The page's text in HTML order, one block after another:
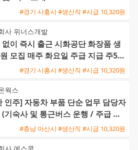
#경기 시흥시 #생산직 #시급 10,320원
사 위너스개발
없이 즉시 출근 시화공단 화장품 생
모집 매주 화요일 주급 지급 주5일
#경기 시흥시 #생산직 #시급 10,320원
웍스
인주] 자동차 부품 단순 업무 담당자
(기숙사 및 통근버스 운행 / 주급 가
#충남 아산시 #생산직 #시급 10,320원